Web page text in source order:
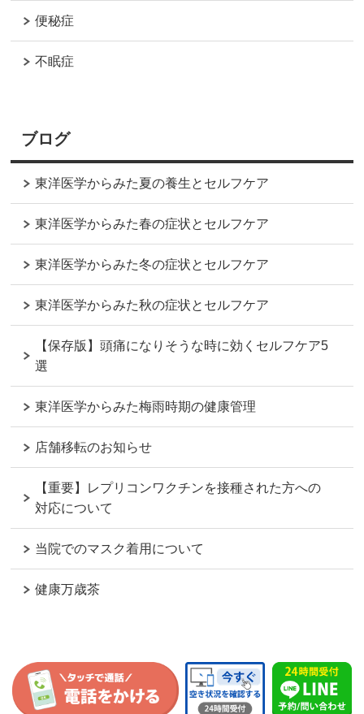
便秘症
不眠症
ブログ
東洋医学からみた夏の養生とセルフケア
東洋医学からみた春の症状とセルフケア
東洋医学からみた冬の症状とセルフケア
東洋医学からみた秋の症状とセルフケア
【保存版】頭痛になりそうな時に効くセルフケア5
選
東洋医学からみた梅雨時期の健康管理
店舗移転のお知らせ
【重要】レプリコンワクチンを接種された方への
対応について
当院でのマスク着用について
健康万歳茶